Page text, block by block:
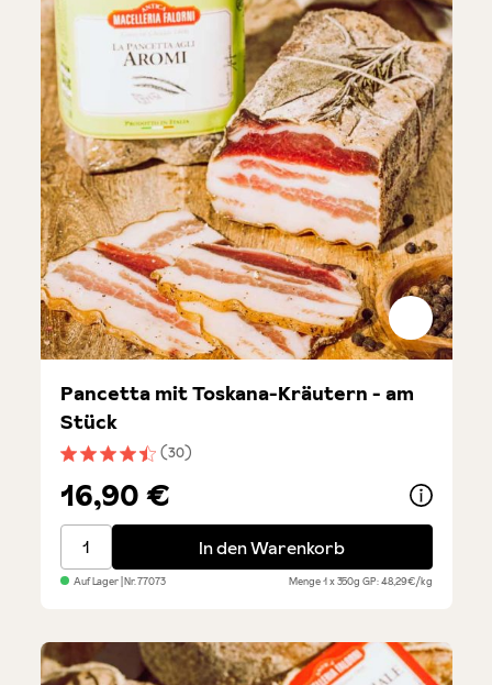
Durchschnittliche Bewertung von 4.6 von 5 Sternen
(30)
Pancetta mit Toskana-Kräutern - am
Stück
16,90 €
Pancetta mit Toskana-Kräutern - am Stück
In den Warenkorb
Auf Lager| Nr.77073 Menge1 x 350gGP: 48,29€/kg